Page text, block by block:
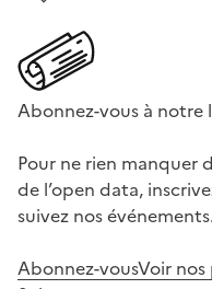
Abonnez-vous à
Pour ne rien manquer
de l’open data,
suivez nos événements.
Abonnez-vousVoir